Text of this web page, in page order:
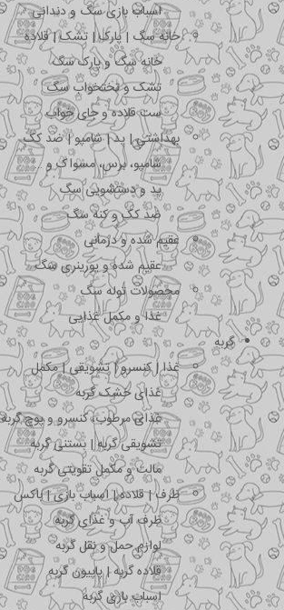
اسباب بازی سگ و دندانی
خانه سگ | پارک | تشک | قلاده
خانه سگ و پارک سگ
تشک و تختخواب سگ
ست قلاده و جای خواب
بهداشتی | پد | شامپو | ضد کک
شامپو، برس، مسواک و …
پد و دستشویی سگ
ضد کک و کنه سگ
عقیم شده و درمانی
عقیم شده و یورینری سگ
محصولات توله سگ
غذا و مکمل غذایی
گربه
غذا | کنسرو | تشویقی | مکمل
غذای خشک گربه
غذای مرطوب، کنسرو و پوچ گربه
تشویقی گربه | بستنی گربه
مالت و مکمل تقویتی گربه
ظرف | قلاده | اسباب بازی | باکس
ظرف آب و غذای گربه
لوازم حمل و نقل گربه
قلاده گربه | پاپیون گربه
اسباب بازی گربه